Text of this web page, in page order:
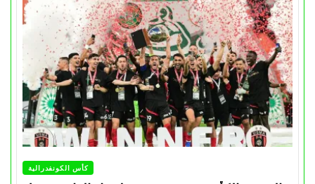
كأس الكونفدرالية